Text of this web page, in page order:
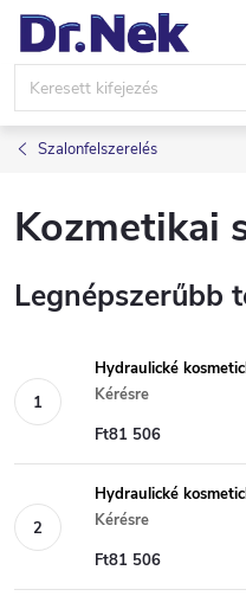
Ugrás
Szalonfelszerelés
Kozmetikai
Legnépszerűbb
Hydraulické
Kérésre
Ft81 506
Hydraulické
Kérésre
Ft81 506